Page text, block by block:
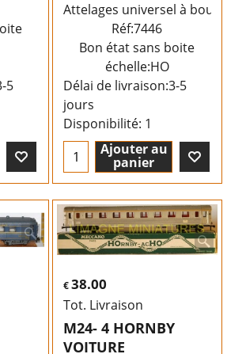
5
Attelages universel à
Réf:7446
Bon état sans boite
échelle:HO
Délai de livraison:3-5
jours
Disponibilité: 1
Ajouter au
panier
€38.00
Tot. Livraison
M24- 4 HORNBY
VOITURE